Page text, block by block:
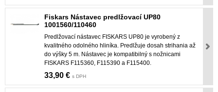
Fiskars Nástavec predlžovací UP80
1001560/110460
Predlžovací nástavec FISKARS UP80 je vyrobený z
kvalitného odolného hliníka. Predlžuje dosah strihania až
do výšky 5 m. Nástavec je kompatibilný s nožnicami
FISKARS F115360, F115390 a F115400.
33,90 € s DPH